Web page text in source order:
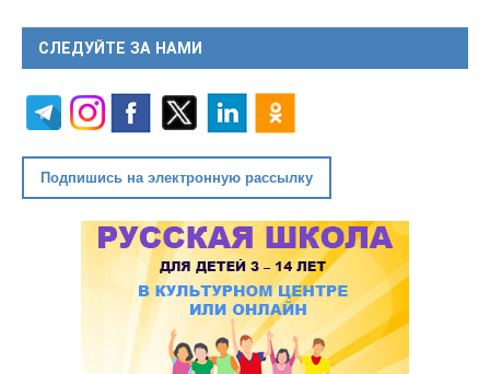
СЛЕДУЙТЕ ЗА НАМИ
Подпишись на электронную рассылку